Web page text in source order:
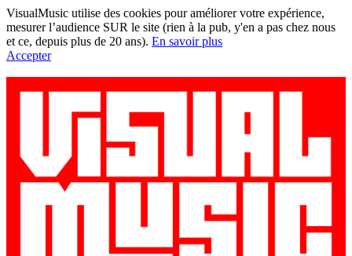
VisualMusic utilise des cookies pour améliorer votre expérience,
mesurer l’audience SUR le site (rien à la pub, y'en a pas chez nous
et ce, depuis plus de 20 ans). En savoir plus
Accepter